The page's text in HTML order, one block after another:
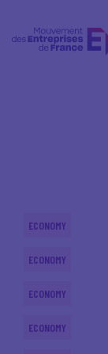
ECONOMY
ECONOMY
ECONOMY
ECONOMY